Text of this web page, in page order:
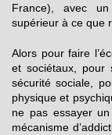
France), avec
supérieur à ce que
Alors pour faire
et sociétaux, pour
sécurité sociale,
physique et
ne pas essayer
mécanisme